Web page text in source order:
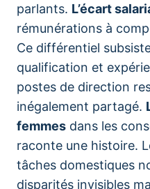
parlants. L’écart
rémunérations à
Ce différentiel
qualification et
postes de direction
inégalement partagé.
femmes dans les
raconte une histoire.
tâches domestiques
disparités invisibles